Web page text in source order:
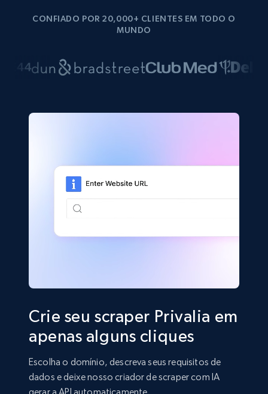
CONFIADO POR 20,000+ CLIENTES EM TODO O
MUNDO
Crie seu scraper Privalia em
apenas alguns cliques
Escolha o domínio, descreva seus requisitos de
dados e deixe nosso criador de scraper com IA